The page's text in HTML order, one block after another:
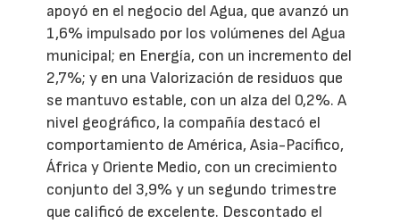
apoyó en el negocio del Agua, que avanzó un
1,6% impulsado por los volúmenes del Agua
municipal; en Energía, con un incremento del
2,7%; y en una Valorización de residuos que
se mantuvo estable, con un alza del 0,2%. A
nivel geográfico, la compañía destacó el
comportamiento de América, Asia-Pacífico,
África y Oriente Medio, con un crecimiento
conjunto del 3,9% y un segundo trimestre
que calificó de excelente. Descontado el